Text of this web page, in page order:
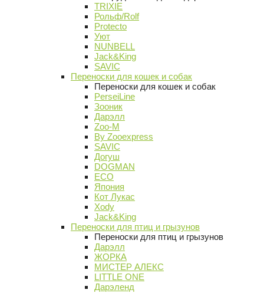
TRIXIE
Рольф/Rolf
Protecto
Уют
NUNBELL
Jack&King
SAVIC
Переноски для кошек и собак
Переноски для кошек и собак
PerseiLine
Зооник
Дарэлл
Zoo-M
By Zooexpress
SAVIC
Догуш
DOGMAN
ECO
Япония
Кот Лукас
Xody
Jack&King
Переноски для птиц и грызунов
Переноски для птиц и грызунов
Дарэлл
ЖОРКА
МИСТЕР АЛЕКС
LITTLE ONE
Дарэленд